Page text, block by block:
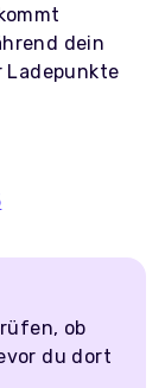
dein
Ladepunkte
ob
du dort